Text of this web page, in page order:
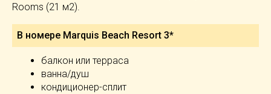
Rooms (21 м2).
В номере Marquis Beach Resort 3*
балкон или терраса
ванна/душ
кондиционер-сплит